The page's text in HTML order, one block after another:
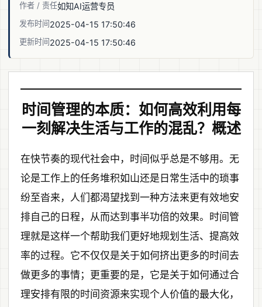
作者 / 责任如知AI运营专员
发布时间2025-04-15 17:50:46
更新时间2025-04-15 17:50:46
时间管理的本质：如何高效利用每
一刻解决生活与工作的混乱？概述
在快节奏的现代社会中，时间似乎总是不够用。无
论是工作上的任务堆积如山还是日常生活中的琐事
纷至沓来，人们都渴望找到一种方法来更有效地安
排自己的日程，从而达到事半功倍的效果。时间管
理就是这样一个帮助我们更好地规划生活、提高效
率的过程。它不仅仅是关于如何挤出更多的时间去
做更多的事情；更重要的是，它是关于如何通过合
理安排有限的时间资源来实现个人价值的最大化，